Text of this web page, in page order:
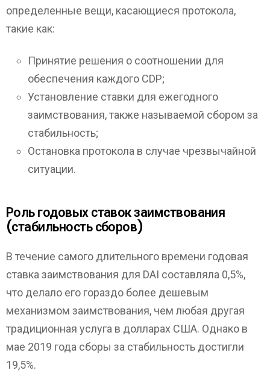
определенные вещи, касающиеся протокола,
такие как:
Принятие решения о соотношении для
обеспечения каждого CDP;
Установление ставки для ежегодного
заимствования, также называемой сбором за
стабильность;
Остановка протокола в случае чрезвычайной
ситуации.
Роль годовых ставок заимствования
(стабильность сборов)
В течение самого длительного времени годовая
ставка заимствования для DAI составляла 0,5%,
что делало его гораздо более дешевым
механизмом заимствования, чем любая другая
традиционная услуга в долларах США. Однако в
мае 2019 года сборы за стабильность достигли
19,5%.